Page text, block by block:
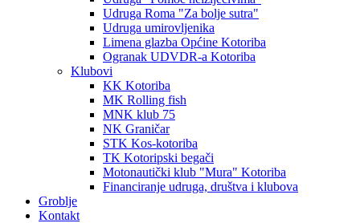
Udruga Roma "Za bolje sutra"
Udruga umirovljenika
Limena glazba Općine Kotoriba
Ogranak UDVDR-a Kotoriba
Klubovi
KK Kotoriba
MK Rolling fish
MNK klub 75
NK Graničar
STK Kos-kotoriba
TK Kotoripski begači
Motonautički klub "Mura" Kotoriba
Financiranje udruga, društva i klubova
Groblje
Kontakt